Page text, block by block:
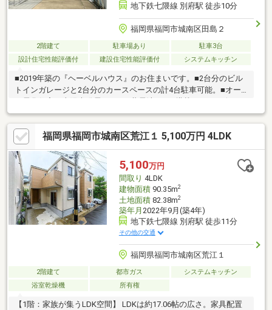
地下鉄七隈線 別府駅 徒歩10分
福岡県福岡市城南区田島２
2階建て 駐車場あり
駐車3台
設計住宅性能評価付
建設住宅性能評価付 システムキッチン
■2019年築の『ヘーベルハウス』のお住まいです。■2台分のビル
トインガレージと2台分のカースペースの計4台駐車可能。■オー
グ・ダイニングと1・2階洋室に床暖房採用！！＼ストックヘーベ
ルハウスのおすすめポイント／①60年以上耐用の構造躯体②耐
火・断熱・耐久・遮音・調湿に優れたALCコンクリート＝ヘーベ
ルを使用③リフォームしやすい設計対応性④明確なメンテナン
スプログラム⑤旭化成ホームズによる60年無償定期点検も継承
福岡県福岡市城南区荒江１ 5,100万円 4LDK
5,100万円
間取り 4LDK
建物面積90.35m2
土地面積82.38m2
築年月 2022年9月(築4年)
地下鉄七隈線 別府駅 徒歩11分
その他の交通
福岡県福岡市城南区荒江１
2階建て 都市ガス
システムキッチン
浴室乾燥機
所有権
【1階：家族が集うLDK空間】 LDKは約17.06帖の広さ。家具配置